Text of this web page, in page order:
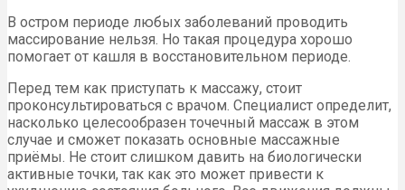
В остром периоде любых заболеваний проводить
массирование нельзя. Но такая процедура хорошо
помогает от кашля в восстановительном периоде.
Перед тем как приступать к массажу, стоит
проконсультироваться с врачом. Специалист определит,
насколько целесообразен точечный массаж в этом
случае и сможет показать основные массажные
приёмы. Не стоит слишком давить на биологически
активные точки, так как это может привести к